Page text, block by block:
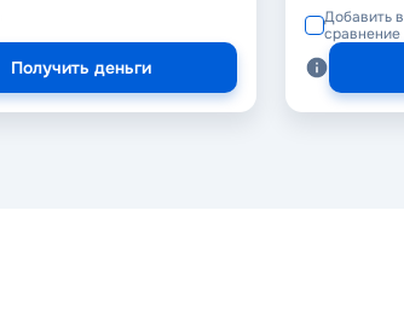
Получить деньги
Добавить в
сравнение